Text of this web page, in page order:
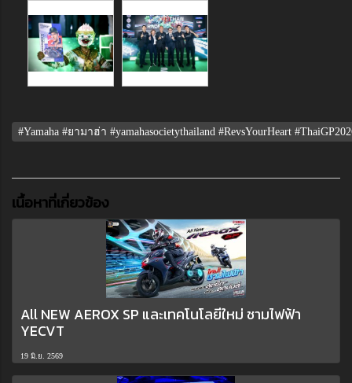
#Yamaha #ยามาฮ่า #yamahasocietythailand #RevsYourHeart
เนื้อหาที่เกี่ยวข้อง
All NEW AEROX SP และเทคโนโลยีใหม่ ชามไฟฟ้า
YECVT
19 มิ.ย. 2569